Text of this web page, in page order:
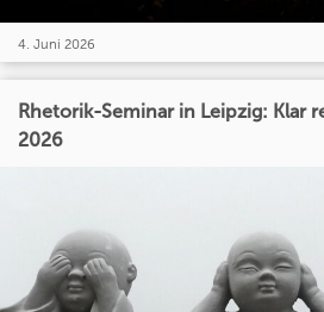
4. Juni 2026
Rhetorik-Seminar in Leipzig: Klar
2026